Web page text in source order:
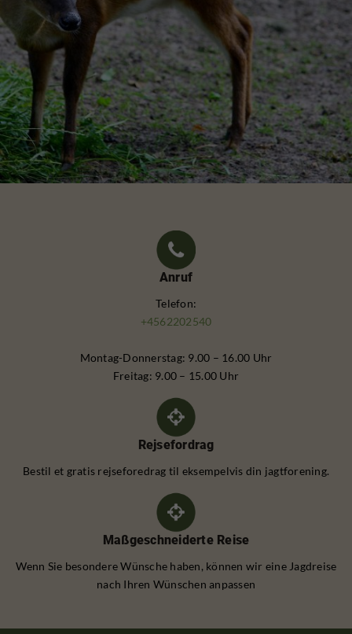
Anruf
Telefon:
+4562202540
Montag-Donnerstag: 9.00 – 16.00 Uhr
Freitag: 9.00 – 15.00 Uhr
Rejsefordrag
Bestil et gratis rejseforedrag til eksempelvis din jagtforening.
Maßgeschneiderte Reise
Wenn Sie besondere Wünsche haben, können wir eine Jagdreise
nach Ihren Wünschen anpassen